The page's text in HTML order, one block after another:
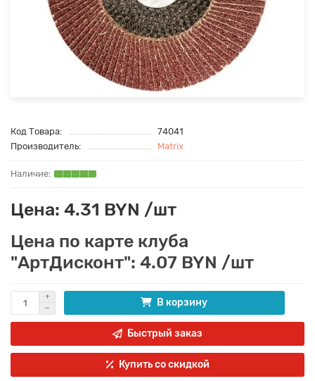
Код Товара:
74041
Производитель:
Matrix
Цена: 4.31 BYN /шт
Цена по карте клуба
"АртДисконт": 4.07 BYN /шт
В корзину
Быстрый заказ
Купить со скидкой